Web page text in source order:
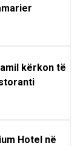
kërkon të
Hotel në